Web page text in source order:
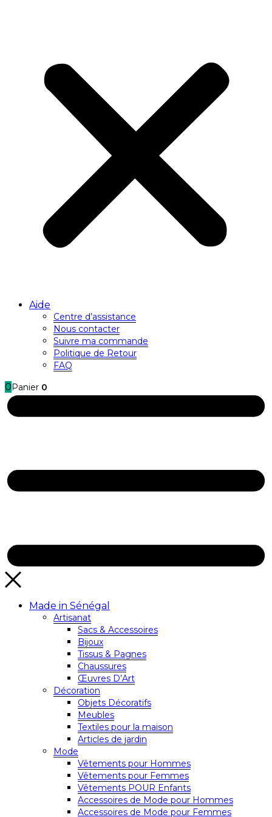
Aide
Centre d’assistance
Nous contacter
Suivre ma commande
Politique de Retour
FAQ
0 Panier 0
Made in Sénégal
Artisanat
Sacs & Accessoires
Bijoux
Tissus & Pagnes
Chaussures
Œuvres D’Art
Décoration
Objets Décoratifs
Meubles
Textiles pour la maison
Articles de jardin
Mode
Vêtements pour Hommes
Vêtements pour Femmes
Vêtements POUR Enfants
Accessoires de Mode pour Hommes
Accessoires de Mode pour Femmes